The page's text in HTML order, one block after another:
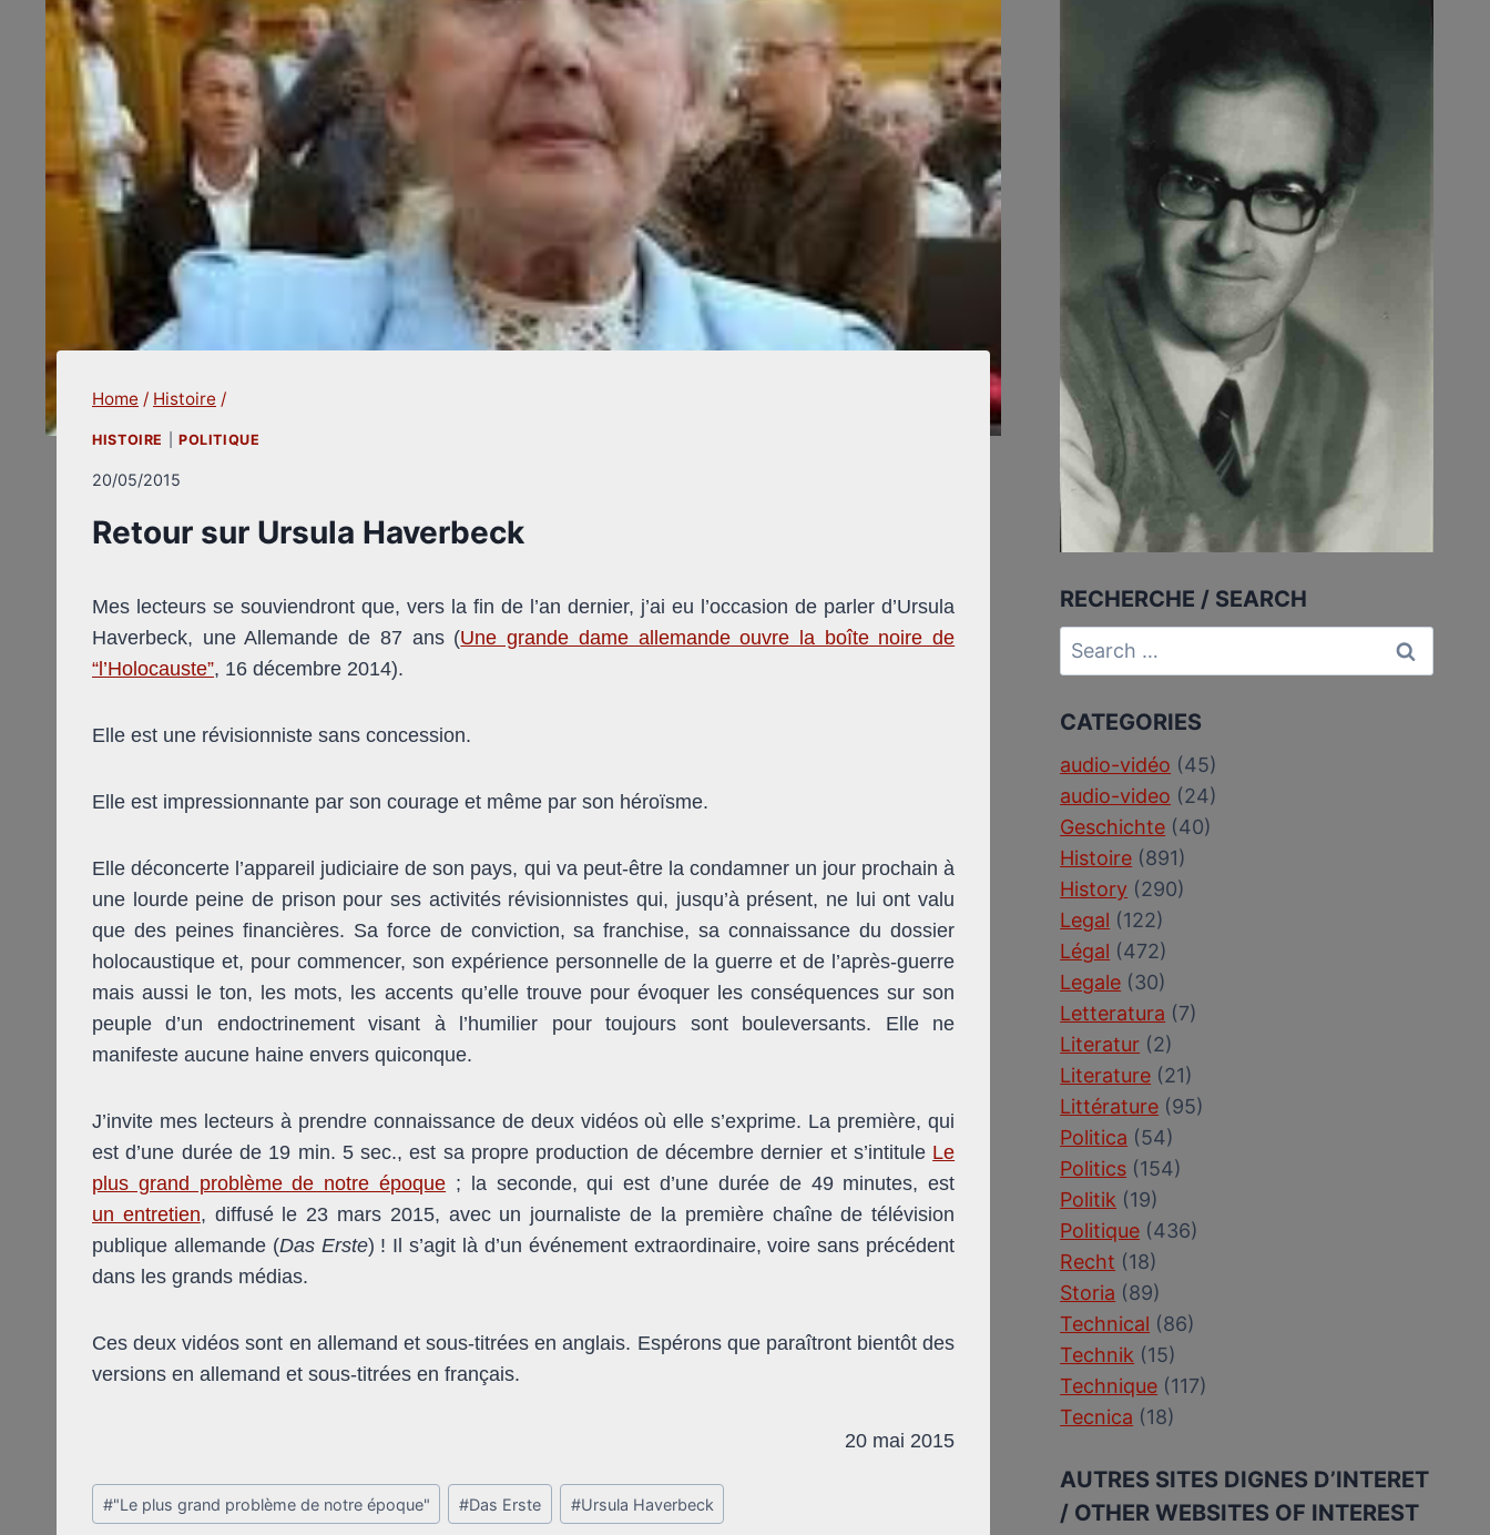
Home / Histoire /
HISTOIRE POLITIQUE
20/05/2015
Retour sur Ursula Haverbeck
Mes lecteurs se souviendront que, vers la fin de l’an dernier, j’ai eu l’occasion de parler d’Ursula
Haverbeck, une Allemande de 87 ans (Une grande dame allemande ouvre la boîte noire de
“l’Holocauste”, 16 décembre 2014).
Elle est une révisionniste sans concession.
Elle est impressionnante par son courage et même par son héroïsme.
Elle déconcerte l’appareil judiciaire de son pays, qui va peut-être la condamner un jour prochain à
une lourde peine de prison pour ses activités révisionnistes qui, jusqu’à présent, ne lui ont valu
que des peines financières. Sa force de conviction, sa franchise, sa connaissance du dossier
holocaustique et, pour commencer, son expérience personnelle de la guerre et de l’après-guerre
mais aussi le ton, les mots, les accents qu’elle trouve pour évoquer les conséquences sur son
peuple d’un endoctrinement visant à l’humilier pour toujours sont bouleversants. Elle ne
manifeste aucune haine envers quiconque.
J’invite mes lecteurs à prendre connaissance de deux vidéos où elle s’exprime. La première, qui
est d’une durée de 19 min. 5 sec., est sa propre production de décembre dernier et s’intitule Le
plus grand problème de notre époque ; la seconde, qui est d’une durée de 49 minutes, est
un entretien, diffusé le 23 mars 2015, avec un journaliste de la première chaîne de télévision
publique allemande (Das Erste) ! Il s’agit là d’un événement extraordinaire, voire sans précédent
dans les grands médias.
Ces deux vidéos sont en allemand et sous-titrées en anglais. Espérons que paraîtront bientôt des
versions en allemand et sous-titrées en français.
20 mai 2015
Post
Tags:
#"Le plus grand problème de notre époque" #Das Erste #Ursula Haverbeck
RECHERCHE / SEARCH
Search
for:
CATEGORIES
audio-vidéo (45)
audio-video (24)
Geschichte (40)
Histoire (891)
History (290)
Legal (122)
Légal (472)
Legale (30)
Letteratura (7)
Literatur (2)
Literature (21)
Littérature (95)
Politica (54)
Politics (154)
Politik (19)
Politique (436)
Recht (18)
Storia (89)
Technical (86)
Technik (15)
Technique (117)
Tecnica (18)
AUTRES SITES DIGNES D’INTERET
/ OTHER WEBSITES OF INTEREST